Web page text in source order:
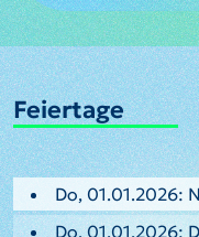
Feiertage
Do, 01.01.2026:
Do, 01.01.2026: